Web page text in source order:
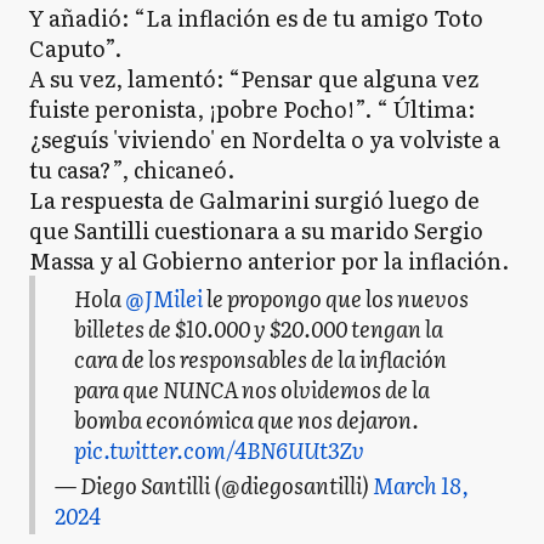
Y añadió: “La inflación es de tu amigo Toto
Caputo”.
A su vez, lamentó: “Pensar que alguna vez
fuiste peronista, ¡pobre Pocho!”. “ Última:
¿seguís 'viviendo' en Nordelta o ya volviste a
tu casa?”, chicaneó.
La respuesta de Galmarini surgió luego de
que Santilli cuestionara a su marido Sergio
Massa y al Gobierno anterior por la inflación.
Hola@JMileile propongo que los nuevos
billetes de $10.000 y $20.000 tengan la
cara de los responsables de la inflación
para que NUNCA nos olvidemos de la
bomba económica que nos dejaron.
pic.twitter.com/4BN6UUt3Zv
— Diego Santilli (@diegosantilli)March 18,
2024